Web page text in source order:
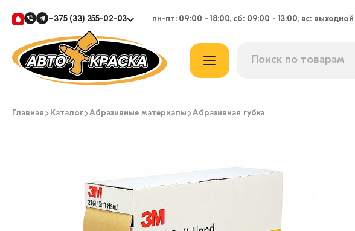
+375 (33) 355-02-03 пн-пт: 09:00 - 18:00, сб: 09:00 - 13:00, вс: выходной
Главная Каталог Абразивные материалы Абразивная губка